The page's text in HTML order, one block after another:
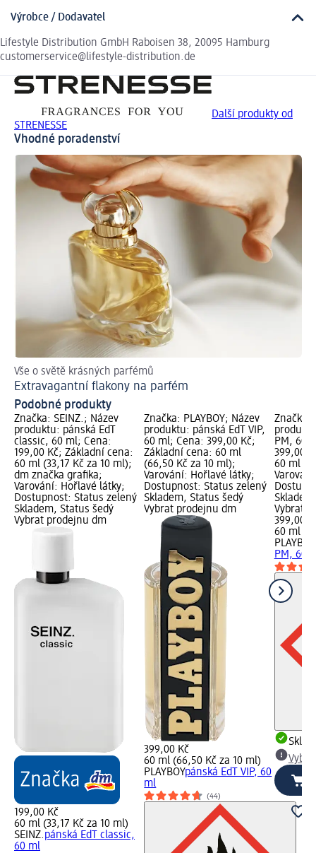
Výrobce / Dodavatel
Lifestyle Distribution GmbH Raboisen 38, 20095 Hamburg
customerservice@lifestyle-distribution.de
Další produkty od
STRENESSE
Vhodné poradenství
Vše o světě krásných parfémů
Extravagantní flakony na parfém
Podobné produkty
Značka: SEINZ.; Název
produktu: pánská EdT
classic, 60 ml; Cena:
199,00 Kč; Základní cena:
60 ml (33,17 Kč za 10 ml);
dm značka grafika;
Varování: Hořlavé látky;
Dostupnost: Status zelený
Skladem, Status šedý
Vybrat prodejnu dm
199,00 Kč
60 ml (33,17 Kč za 10 ml)
SEINZ.pánská EdT classic,
60 ml
Značka: PLAYBOY; Název
produktu: pánská EdT VIP,
60 ml; Cena: 399,00 Kč;
Základní cena: 60 ml
(66,50 Kč za 10 ml);
Varování: Hořlavé látky;
Dostupnost: Status zelený
Skladem, Status šedý
Vybrat prodejnu dm
399,00 Kč
60 ml (66,50 Kč za 10 ml)
PLAYBOYpánská EdT VIP, 60
ml
(44)
Značka:
PM, 60
399,00
60 ml
Vybrat
399,00
60 ml
PLAYBOY
PM, 60